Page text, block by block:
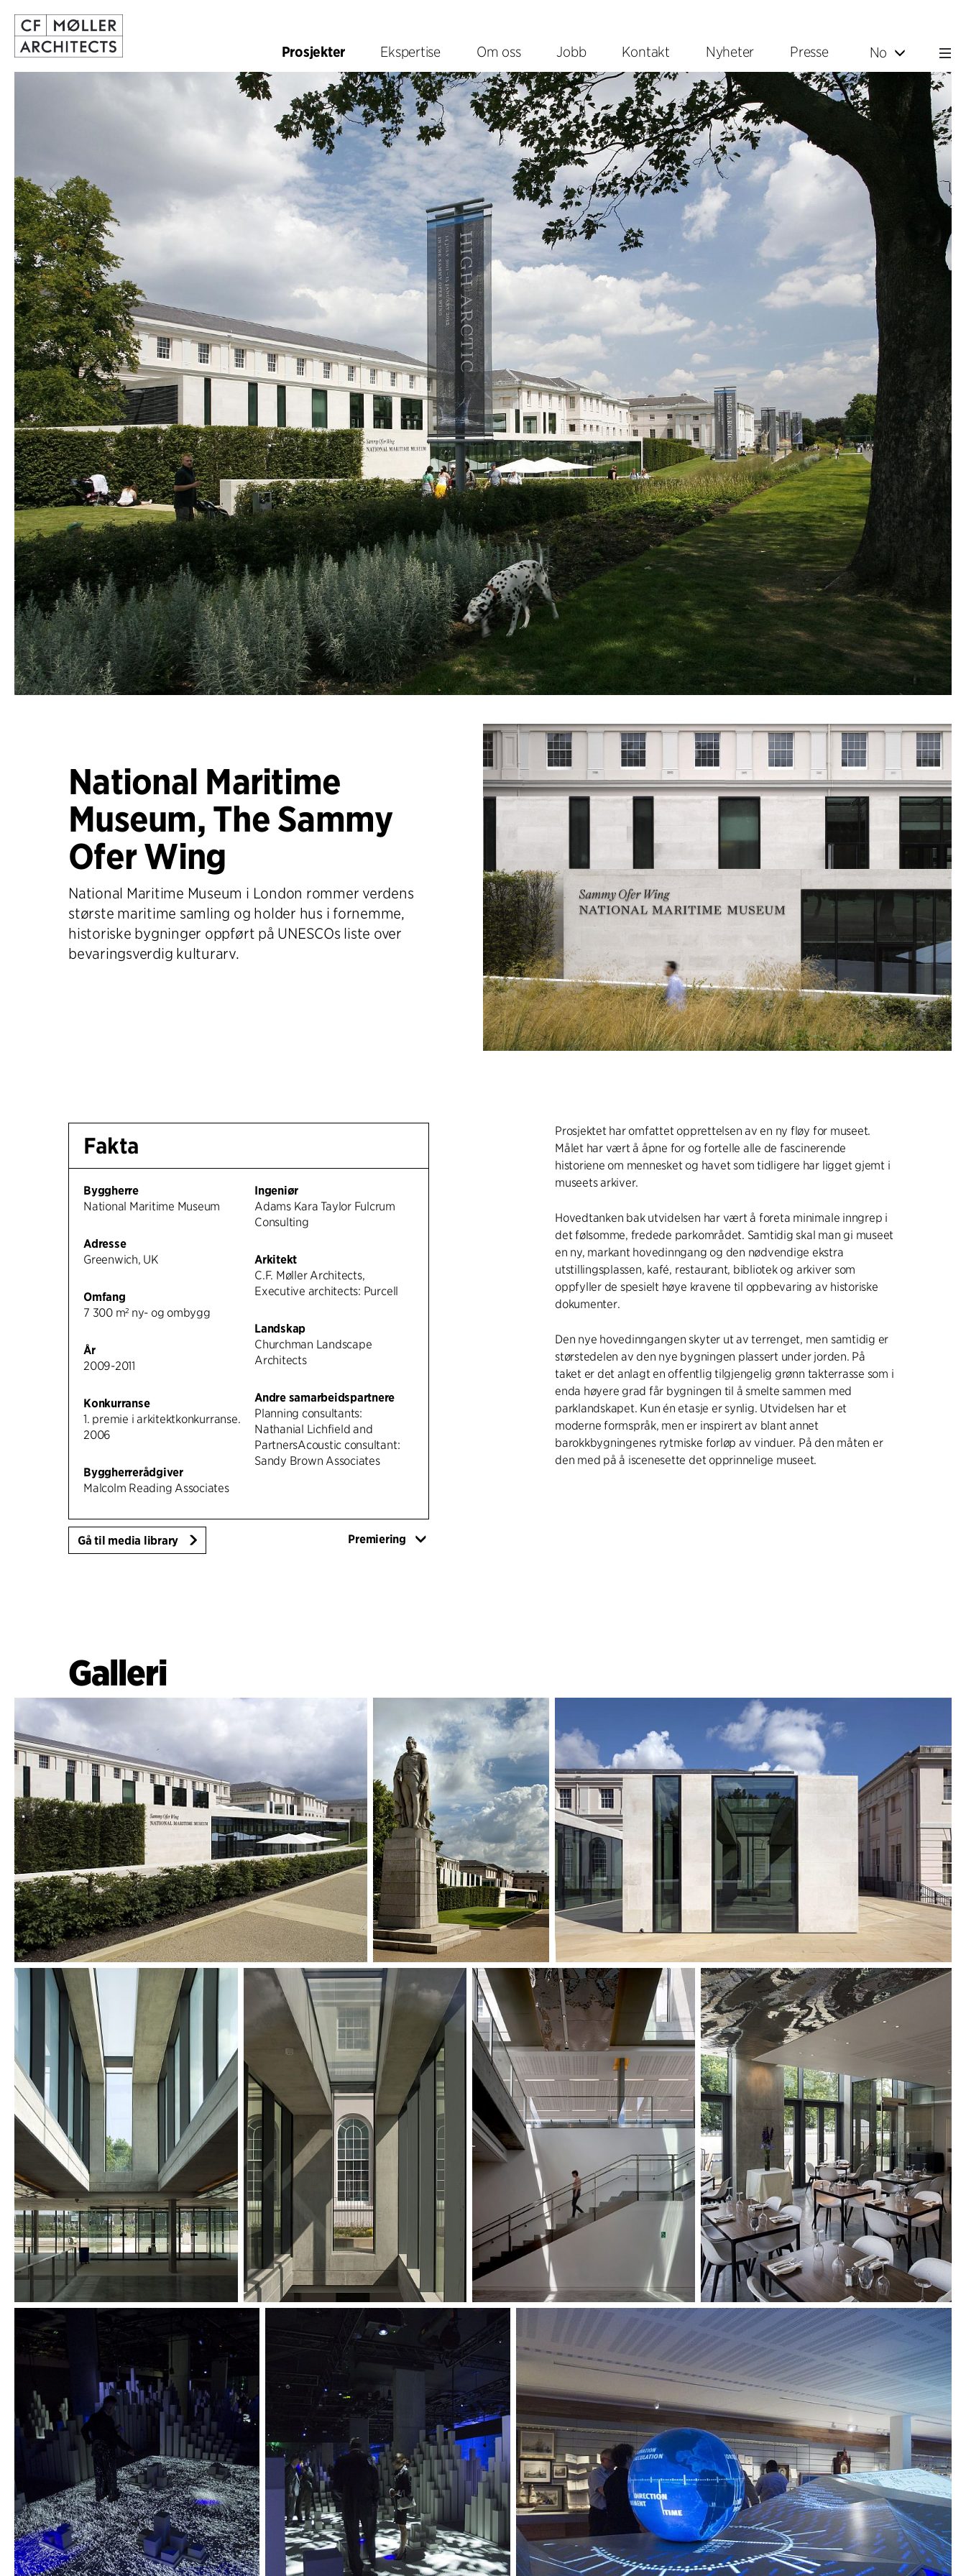
Prosjekter Ekspertise Om oss Jobb Kontakt Nyheter Presse No
National Maritime
Museum, The Sammy
Ofer Wing
National Maritime Museum i London rommer verdens
største maritime samling og holder hus i fornemme,
historiske bygninger oppført på UNESCOs liste over
bevaringsverdig kulturarv.
Fakta
Byggherre
National Maritime Museum
Adresse
Greenwich, UK
Omfang
7 300 m² ny- og ombygg
År
2009-2011
Konkurranse
1. premie i arkitektkonkurranse.
2006
Byggherrerådgiver
Malcolm Reading Associates
Ingeniør
Adams Kara Taylor Fulcrum
Consulting
Arkitekt
C.F. Møller Architects,
Executive architects: Purcell
Landskap
Churchman Landscape
Architects
Andre samarbeidspartnere
Planning consultants:
Nathanial Lichfield and
PartnersAcoustic consultant:
Sandy Brown Associates
Gå til media library Premiering
Prosjektet har omfattet opprettelsen av en ny fløy for museet.
Målet har vært å åpne for og fortelle alle de fascinerende
historiene om mennesket og havet som tidligere har ligget gjemt i
museets arkiver.
Hovedtanken bak utvidelsen har vært å foreta minimale inngrep i
det følsomme, fredede parkområdet. Samtidig skal man gi museet
en ny, markant hovedinngang og den nødvendige ekstra
utstillingsplassen, kafé, restaurant, bibliotek og arkiver som
oppfyller de spesielt høye kravene til oppbevaring av historiske
dokumenter.
Den nye hovedinngangen skyter ut av terrenget, men samtidig er
størstedelen av den nye bygningen plassert under jorden. På
taket er det anlagt en offentlig tilgjengelig grønn takterrasse som i
enda høyere grad får bygningen til å smelte sammen med
parklandskapet. Kun én etasje er synlig. Utvidelsen har et
moderne formspråk, men er inspirert av blant annet
barokkbygningenes rytmiske forløp av vinduer. På den måten er
den med på å iscenesette det opprinnelige museet.
Galleri